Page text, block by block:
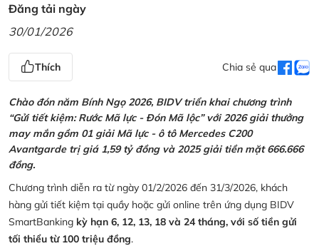
Đăng tải ngày
30/01/2026
Thích Chia sẻ qua
Chào đón năm Bính Ngọ 2026, BIDV triển khai chương trình
“Gửi tiết kiệm: Rước Mã lực - Đón Mã lộc” với 2026 giải thưởng
may mắn gồm 01 giải Mã lực - ô tô Mercedes C200
Avantgarde trị giá 1,59 tỷ đồng và 2025 giải tiền mặt 666.666
đồng.
Chương trình diễn ra từ ngày 01/2/2026 đến 31/3/2026, khách
hàng gửi tiết kiệm tại quầy hoặc gửi online trên ứng dụng BIDV
SmartBanking kỳ hạn 6, 12, 13, 18 và 24 tháng, với số tiền gửi
tối thiểu từ 100 triệu đồng.